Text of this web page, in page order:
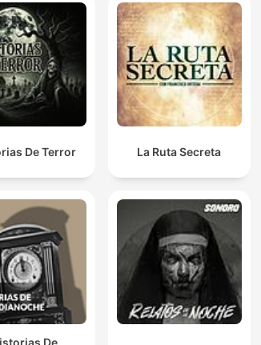
De Terror La Ruta Secreta